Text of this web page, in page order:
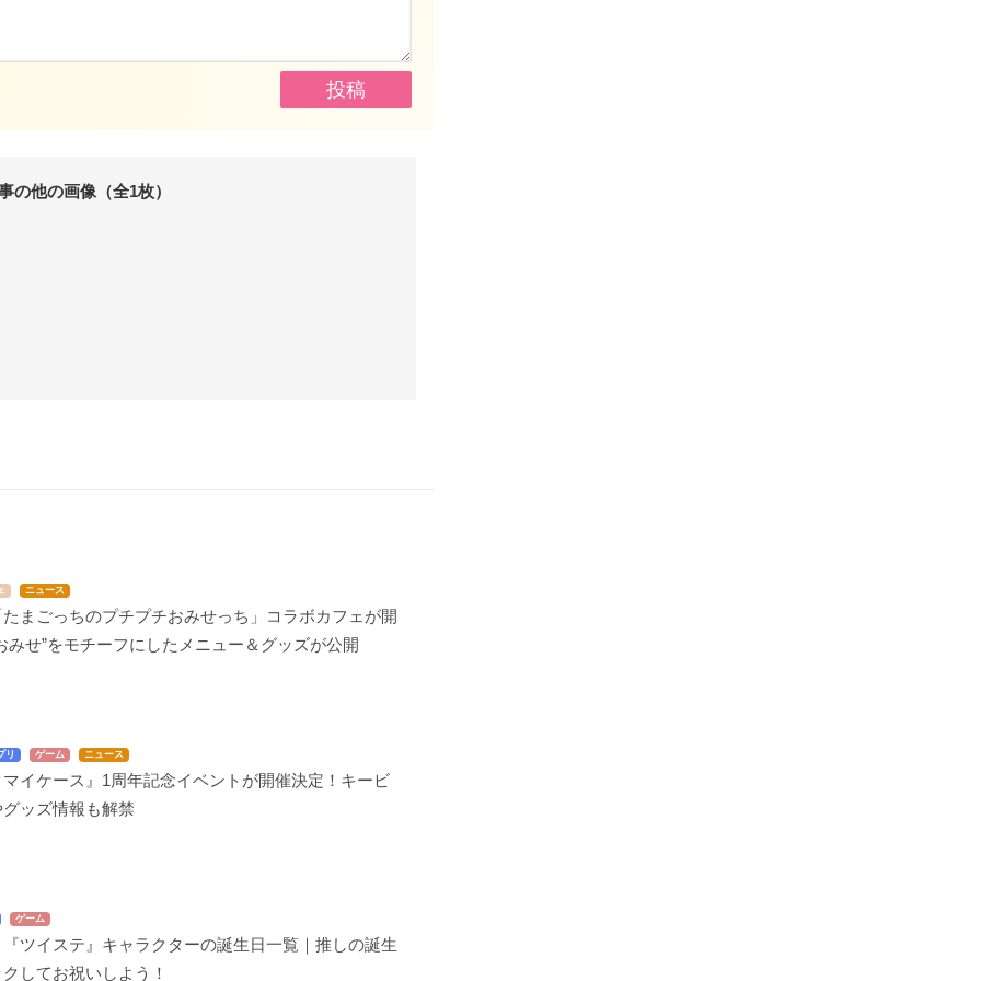
の他の画像（全1枚）
ニュース
まごっちのプチプチおみせっち」コラボカフェが開
みせ”をモチーフにしたメニュー＆グッズが公開
リ ゲーム ニュース
イケース』1周年記念イベントが開催決定！キービ
ッズ情報も解禁
ゲーム
ツイステ』キャラクターの誕生日一覧｜推しの誕生
してお祝いしよう！